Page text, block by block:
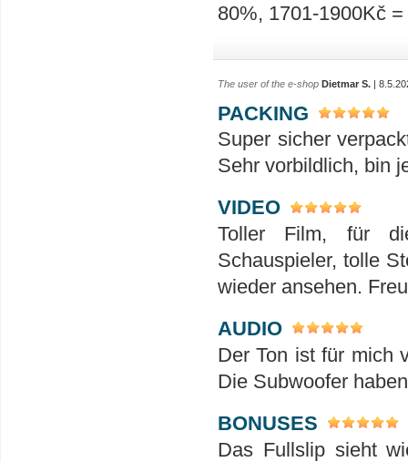
80%, 1701-1900Kč
The user of the e-shop Dietmar S. |
PACKING
Super sicher
Sehr vorbildlich, bin
VIDEO
Toller Film, für
Schauspieler, tolle
wieder ansehen.
AUDIO
Der Ton ist für mich
Die Subwoofer
BONUSES
Das Fullslip sieht